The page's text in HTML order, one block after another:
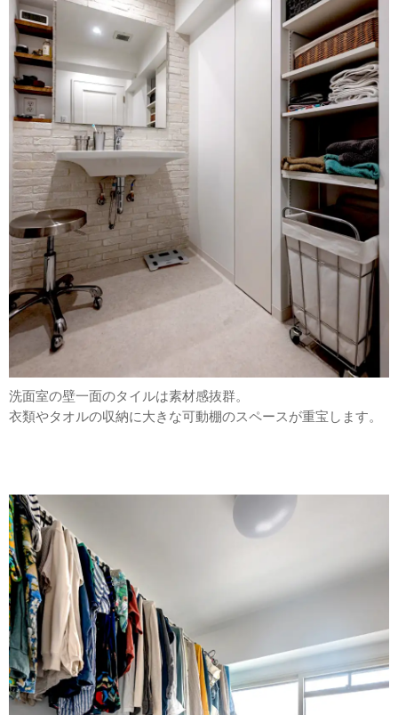
洗面室の壁一面のタイルは素材感抜群。
衣類やタオルの収納に大きな可動棚のスペースが重宝します。